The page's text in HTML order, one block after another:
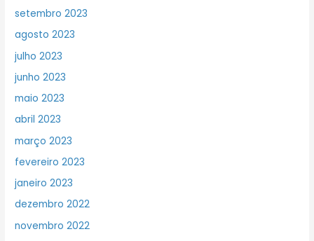
setembro 2023
agosto 2023
julho 2023
junho 2023
maio 2023
abril 2023
março 2023
fevereiro 2023
janeiro 2023
dezembro 2022
novembro 2022